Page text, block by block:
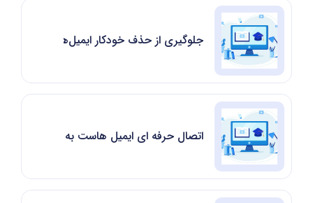
جلوگیری از حذف خودکار ایمیل‌ها از سرور در Outlook (پروتکل POP3)
اتصال حرفه ای ایمیل هاست به Mail ویندوز | مدیریت ایمیل ها بدون ورود به وب‌ میل